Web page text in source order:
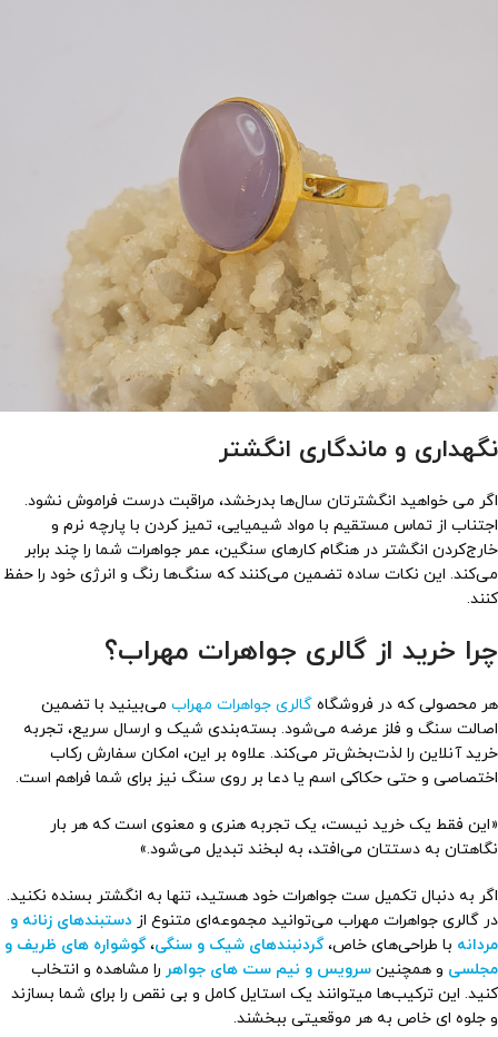
نگهداری و ماندگاری انگشتر
اگر می خواهید انگشترتان سال‌ها بدرخشد، مراقبت درست فراموش نشود.
اجتناب از تماس مستقیم با مواد شیمیایی، تمیز کردن با پارچه نرم و
خارج‌کردن انگشتر در هنگام کارهای سنگین، عمر جواهرات شما را چند برابر
می‌کند. این نکات ساده تضمین می‌کنند که سنگ‌ها رنگ و انرژی خود را حفظ
کنند.
چرا خرید از گالری جواهرات مهراب؟
هر محصولی که در فروشگاه گالری جواهرات مهراب می‌بینید با تضمین
اصالت سنگ و فلز عرضه می‌شود. بسته‌بندی شیک و ارسال سریع، تجربه
خرید آنلاین را لذت‌بخش‌تر می‌کند. علاوه بر این، امکان سفارش رکاب
اختصاصی و حتی حکاکی اسم یا دعا بر روی سنگ نیز برای شما فراهم است.
«این فقط یک خرید نیست، یک تجربه هنری و معنوی است که هر بار
نگاهتان به دستتان می‌افتد، به لبخند تبدیل می‌شود.»
اگر به دنبال تکمیل ست جواهرات خود هستید، تنها به انگشتر بسنده نکنید.
در گالری جواهرات مهراب می‌توانید مجموعه‌ای متنوع از دستبندهای زنانه و
مردانه با طراحی‌های خاص،گردنبندهای شیک و سنگی،گوشواره های ظریف و
مجلسی و همچنین سرویس و نیم ست های جواهر را مشاهده و انتخاب
کنید. این ترکیب‌ها میتوانند یک استایل کامل و بی نقص را برای شما بسازند
و جلوه ای خاص به هر موقعیتی ببخشند.